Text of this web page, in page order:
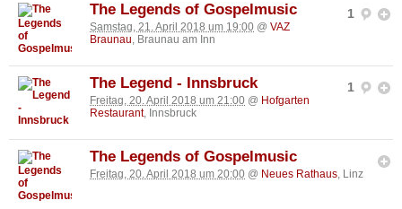
1
The Legends of Gospelmusic
Samstag, 21. April 2018 um 19:00 @ VAZ
Braunau , Braunau am Inn
1
The Legend - Innsbruck
Freitag, 20. April 2018 um 21:00 @ Hofgarten
Restaurant, Innsbruck
The Legends of Gospelmusic
Freitag, 20. April 2018 um 20:00 @ Neues Rathaus , Linz